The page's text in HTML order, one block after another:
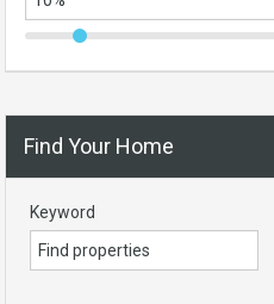
Find Your Home
Keyword